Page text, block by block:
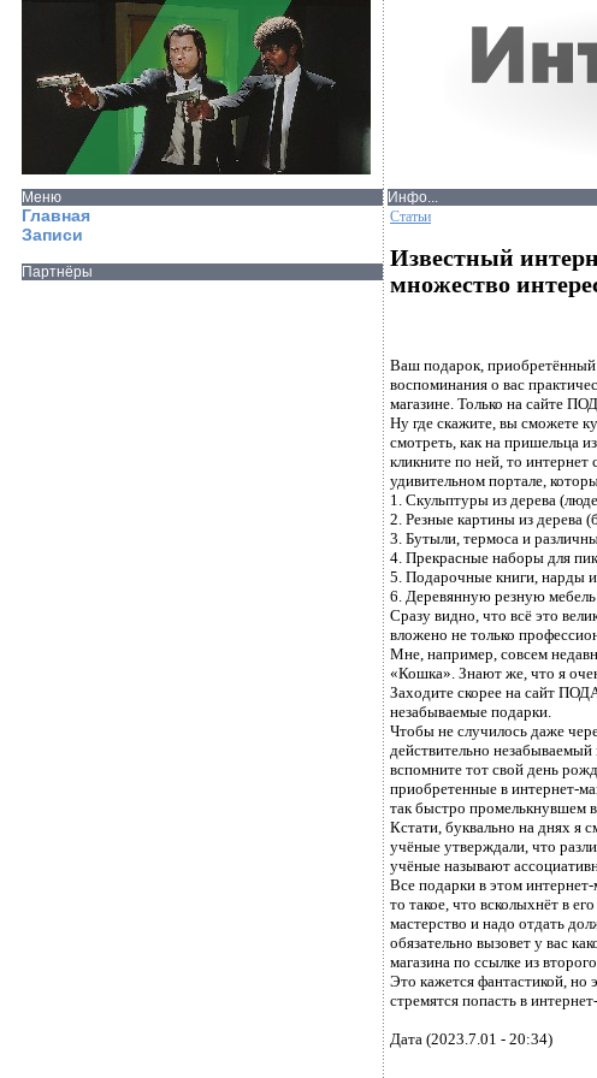
Меню
Главная
Записи
Партнёры
Инфо...
Статьи
Известный
множество
Ваш подарок,
воспоминания о вас
магазине. Только на сайте
Ну где скажите, вы сможете
смотреть, как на пришельца
кликните по ней, то
удивительном портале,
1. Скульптуры из дерева
2. Резные картины из дерева
3. Бутыли, термоса и
4. Прекрасные наборы для
5. Подарочные книги, нарды
6. Деревянную резную
Сразу видно, что всё это
вложено не только
Мне, например, совсем
«Кошка». Знают же, что я
Заходите скорее на сайт
незабываемые подарки.
Чтобы не случилось даже
действительно незабываемый
вспомните тот свой день
приобретенные в интернет-
так быстро промелькнувшем
Кстати, буквально на днях я
учёные утверждали, что
учёные называют
Все подарки в этом
то такое, что всколыхнёт в
мастерство и надо отдать
обязательно вызовет у вас
магазина по ссылке из
Это кажется фантастикой, но
стремятся попасть в
Дата (2023.7.01 - 20:34)